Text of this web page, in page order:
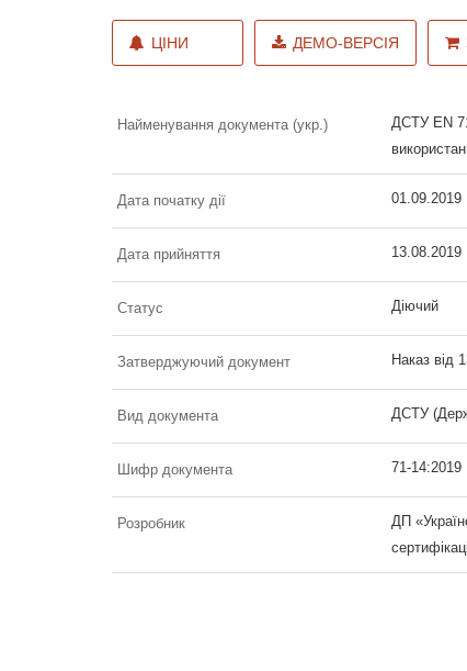
ЦІНИ ДЕМО-ВЕРСІЯ
Найменування документа (укр.)
ДСТУ EN
Дата початку дії 01.09.2019
Дата прийняття 13.08.2019
Статус Діючий
Затверджуючий документ Наказ від
Вид документа ДСТУ
Шифр документа 71-14:2019
Розробник
ДП